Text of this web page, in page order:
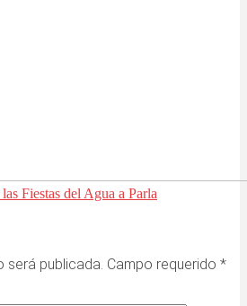
Fiestas del Agua a Parla
será publicada. Campo requerido *